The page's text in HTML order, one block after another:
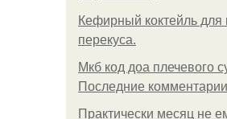
Кефирный коктейль для
перекуса.
Мкб код доа плечевого
Последние комментарии
Практически месяц не